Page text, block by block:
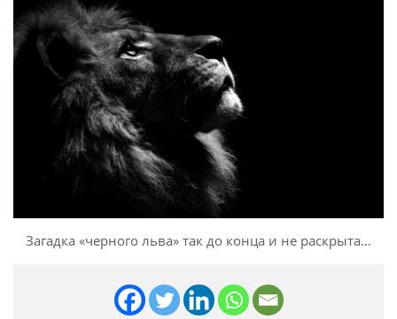
Загадка «черного льва» так до конца и не раскрыта…